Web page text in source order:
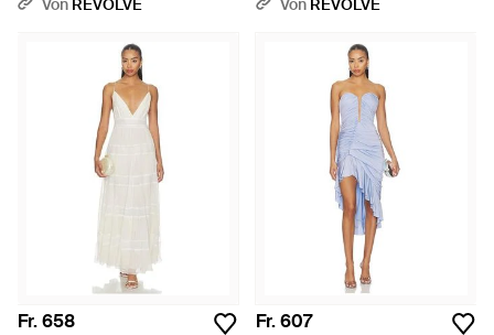
Von REVOLVE
Von REVOLVE
Fr. 658 Fr. 607